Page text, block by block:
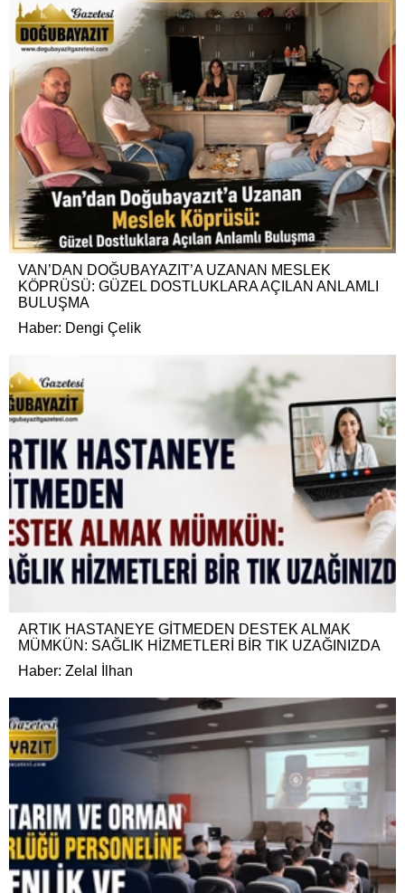
VAN’DAN DOĞUBAYAZIT’A UZANAN MESLEK
KÖPRÜSÜ: GÜZEL DOSTLUKLARA AÇILAN ANLAMLI
BULUŞMA
Haber: Dengi Çelik
ARTIK HASTANEYE GİTMEDEN DESTEK ALMAK
MÜMKÜN: SAĞLIK HİZMETLERİ BİR TIK UZAĞINIZDA
Haber: Zelal İlhan